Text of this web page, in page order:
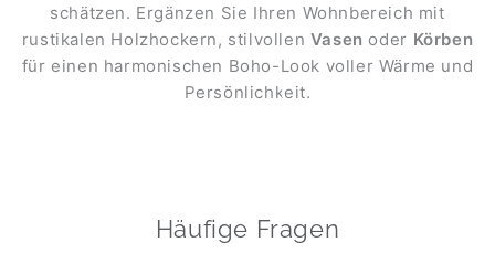
schätzen. Ergänzen Sie Ihren Wohnbereich mit
rustikalen Holzhockern, stilvollen Vasen oder Körben
für einen harmonischen Boho-Look voller Wärme und
Persönlichkeit.
Häufige Fragen